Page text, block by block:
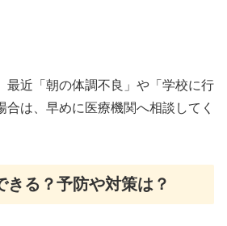
最近「朝の体調不良」や「学校に行
合は、早めに医療機関へ相談してく
きる？予防や対策は？